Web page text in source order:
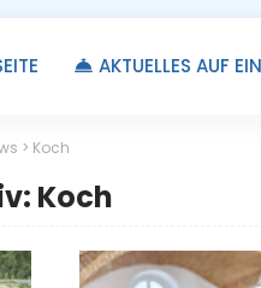
AKTUELLES AUF
> Koch
Koch